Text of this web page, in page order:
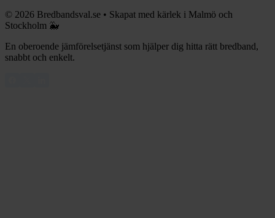
© 2026 Bredbandsval.se • Skapat med kärlek i Malmö och
Stockholm 🐳
En oberoende jämförelsetjänst som hjälper dig hitta rätt bredband,
snabbt och enkelt.